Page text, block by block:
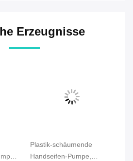
Erzeugnisse
Plastik-schäumende
Handseifen-Pumpe,